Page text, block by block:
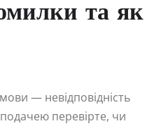
та як
— невідповідність
перевірте, чи